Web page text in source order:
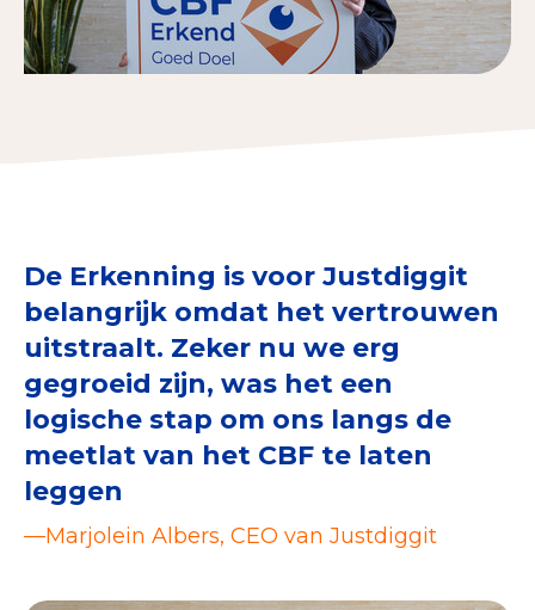
Nieuws
De Erkenning is voor Justdiggit
belangrijk omdat het vertrouwen
uitstraalt. Zeker nu we erg
gegroeid zijn, was het een
logische stap om ons langs de
meetlat van het CBF te laten
leggen
—Marjolein Albers, CEO van Justdiggit